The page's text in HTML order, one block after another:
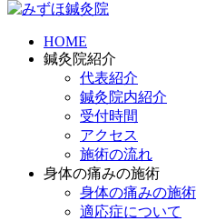
HOME
鍼灸院紹介
代表紹介
鍼灸院内紹介
受付時間
アクセス
施術の流れ
身体の痛みの施術
身体の痛みの施術
適応症について